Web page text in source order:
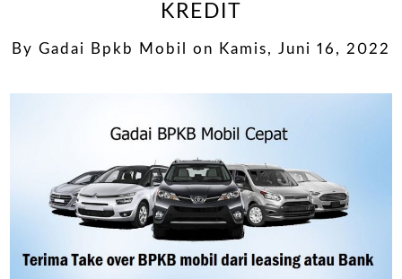
KREDIT
By Gadai Bpkb Mobil on Kamis, Juni 16, 2022